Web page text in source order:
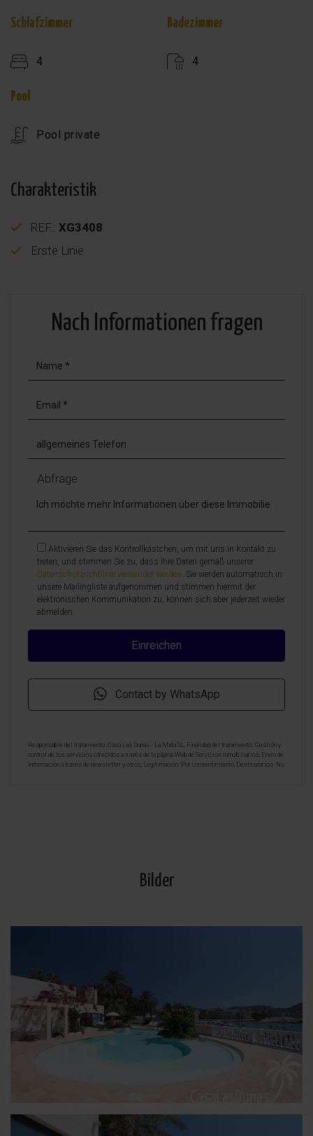
Schlafzimmer
4
Badezimmer
4
Pool
Pool private
Charakteristik
REF.: XG3408
Erste Linie
Nach Informationen fragen
Abfrage
Aktivieren Sie das Kontrollkästchen, um mit uns in Kontakt zu
treten, und stimmen Sie zu, dass Ihre Daten gemäß unserer
Datenschutzrichtlinie verwendet werden. Sie werden automatisch in
unsere Mailingliste aufgenommen und stimmen hiermit der
elektronischen Kommunikation zu, können sich aber jederzeit wieder
abmelden.
Contact by WhatsApp
Responsable del tratamiento: Casa Las Dunas - La Mata SL, Finalidad del tratamiento: Gestión y
control de los servicios ofrecidos a través de la página Web de Servicios inmobiliarios, Envío de
información a traves de newsletter y otros, Legitimación: Por consentimiento, Destinatarios: No
Bilder